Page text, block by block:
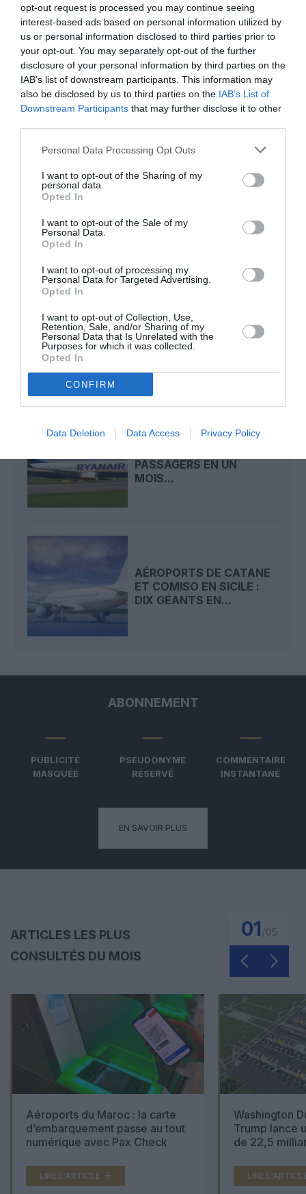
opt-out request is processed you may continue seeing
interest-based ads based on personal information utilized by
us or personal information disclosed to third parties prior to
your opt-out. You may separately opt-out of the further
disclosure of your personal information by third parties on the
IAB’s list of downstream participants. This information may
also be disclosed by us to third parties on the IAB’s List of
Downstream Participants that may further disclose it to other
Personal Data Processing Opt Outs
I want to opt-out of the Sharing of my
personal data.
Opted In
I want to opt-out of the Sale of my
Personal Data.
Opted In
I want to opt-out of processing my
Personal Data for Targeted Advertising.
Opted In
I want to opt-out of Collection, Use,
Retention, Sale, and/or Sharing of my
Personal Data that Is Unrelated with the
Purposes for which it was collected.
Opted In
CONFIRM
Data Deletion Data Access Privacy Policy
a commenté l'article :
Pointe‑à‑Pitre – Panama City : Air France ouvre un pont
aérien vers l’Amérique latine
CHECK LAST a commenté l'article :
Airbus doit accélérer avec 90 avions par mois
nécessaires pour atteindre son objectif
Kaunas
TRANSAVIA OUVRE UNE
NOUVELLE LIAISON
LOISIRS...
RYANAIR FRANCHIT LES
PASSAGERS EN UN
MOIS...
AÉROPORTS DE CATANE
ET COMISO EN SICILE :
DIX GÉANTS EN...
ABONNEMENT
PUBLICITÉ
MASQUÉE
PSEUDONYME
RÉSERVÉ
COMMENTAIRE
INSTANTANÉ
EN SAVOIR PLUS
ARTICLES LES PLUS
CONSULTÉS DU MOIS
01
Aéroports du Maroc : la carte
d’embarquement passe au tout
numérique avec Pax Check
LIRE L'ARTICLE
Washington
Trump lance
de 22,5
LIRE